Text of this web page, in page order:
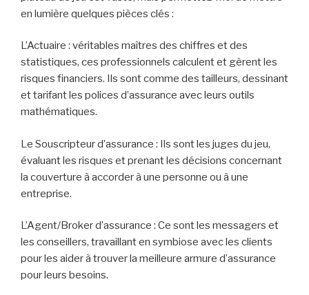
théâtre économique, produisant des produits et services
d’assurance, ces protagonistes silencieux, compensent
financièrement lorsqu’un acte inattendu se produit. Les
assureurs sont les stratèges, les planificateurs, les
maîtres des incertitudes, fournissant une couverture aux
clients sur un plateau d’argent.
Au cœur de cette bataille, nous avons les professionnels
de l’assurance. Ils sont les architectes, les ingénieurs du
pont qui mène à la sécurité financière. Ils conçoivent,
tarifent, souscrivent et gèrent les polices d’assurance. Ils
dans le labyrinthe des risques et des avantages de
différentes polices.
Penchons-nous maintenant sur quelques-uns des rôles